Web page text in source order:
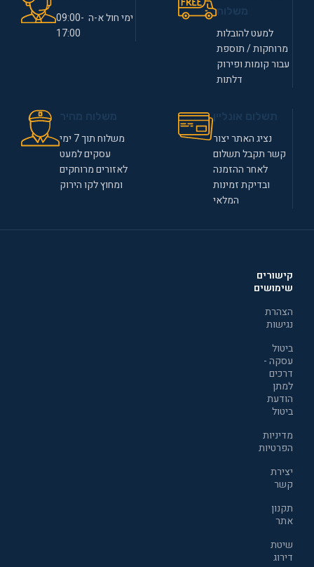
למעט להובלות
מרוחקות / תוספת
עבור קומות ופירוק
דלתות
ימי חול א-ה 09:00-
17:00
נציג האתר יצור
קשר תקבל תשלום
לאחר ההזמנה
ובדיקת זמינות
המלאי
משלוח תוך 7 ימי
עסקים למעט
לאזורים מרוחקים
ומחוץ לקו הירוק
קישורים
שימושים
הצהרת
נגישות
ביטול
עסקה -
דרכים
למתן
הודעת
ביטול
מדיניות
הפרטיות
יצירת
קשר
תקנון
אתר
שיטת
דירוג